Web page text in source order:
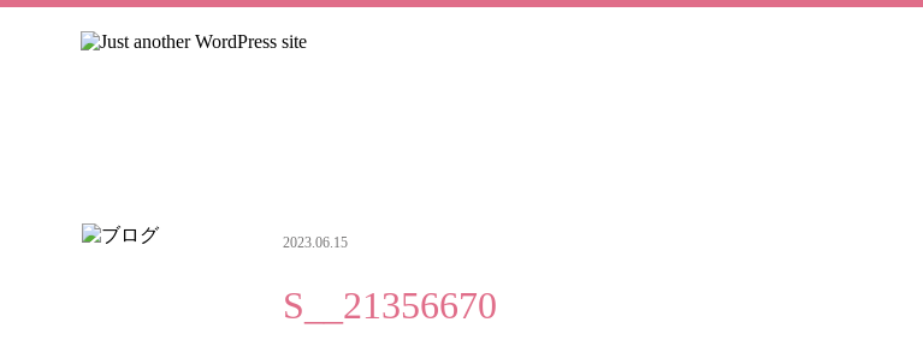
2023.06.15
S__21356670